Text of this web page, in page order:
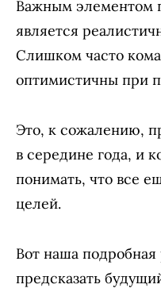
Важным элементом
является
Слишком часто
оптимистичны при
Это, к сожалению,
в середине года, и
понимать, что все
целей.
Вот наша подробная
предсказать